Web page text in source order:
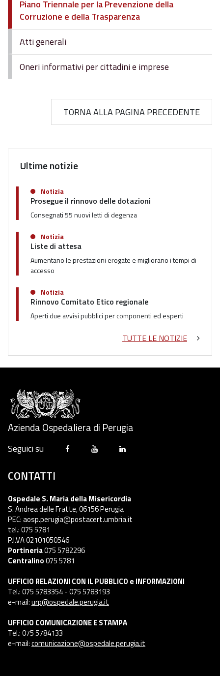
Piano Triennale per la Prevenzione della
Corruzione e della Trasparenza
Atti generali
Oneri informativi per cittadini e imprese
TORNA ALLA PAGINA PRECEDENTE
Ultime notizie
Notizia
Prosegue il rinnovo delle dotazioni
Consegnati 55 nuovi letti di degenza
Notizia
Liste di attesa
Aumentano le prestazioni erogate e migliorano i tempi di
accesso
Notizia
Rinnovo Comitato Etico regionale
Aperti due avvisi pubblici per componenti ed esperti
TUTTE LE NOTIZIE
Azienda Ospedaliera di Perugia
Seguici su
CONTATTI
Ospedale S. Maria della Misericordia
S. Andrea delle Fratte, 06156 Perugia
PEC: aosp.perugia@postacert.umbria.it
tel.: 075 5781
P.I.VA 02101050546
Portineria075 5782296
Centralino075 5781
UFFICIO RELAZIONI CON IL PUBBLICO e INFORMAZIONI
Tel.: 075 5783354 - 075 5783193
e-mail:urp@ospedale.perugia.it
UFFICIO COMUNICAZIONE E STAMPA
Tel.: 075 5784133
e-mail:comunicazione@ospedale.perugia.it